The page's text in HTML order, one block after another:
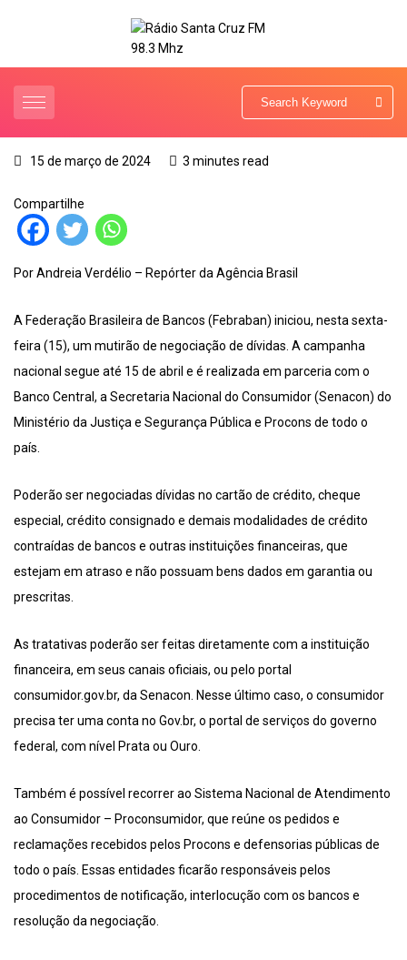
15 de março de 2024 3 minutes read
Compartilhe
Por Andreia Verdélio – Repórter da Agência Brasil
A Federação Brasileira de Bancos (Febraban) iniciou, nesta sexta-
feira (15), um mutirão de negociação de dívidas. A campanha
nacional segue até 15 de abril e é realizada em parceria com o
Banco Central, a Secretaria Nacional do Consumidor (Senacon) do
Ministério da Justiça e Segurança Pública e Procons de todo o
país.
Poderão ser negociadas dívidas no cartão de crédito, cheque
especial, crédito consignado e demais modalidades de crédito
contraídas de bancos e outras instituições financeiras, que
estejam em atraso e não possuam bens dados em garantia ou
prescritas.
As tratativas poderão ser feitas diretamente com a instituição
financeira, em seus canais oficiais, ou pelo portal
consumidor.gov.br, da Senacon. Nesse último caso, o consumidor
precisa ter uma conta no Gov.br, o portal de serviços do governo
federal, com nível Prata ou Ouro.
Também é possível recorrer ao Sistema Nacional de Atendimento
ao Consumidor – Proconsumidor, que reúne os pedidos e
reclamações recebidos pelos Procons e defensorias públicas de
todo o país. Essas entidades ficarão responsáveis pelos
procedimentos de notificação, interlocução com os bancos e
resolução da negociação.